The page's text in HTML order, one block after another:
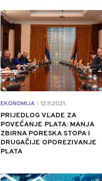
EKONOMIJA 12.11.2021.
PRIJEDLOG VLADE ZA
POVEĆANJE PLATA: MANJA
ZBIRNA PORESKA STOPA I
DRUGAČIJE OPOREZIVANJE
PLATA